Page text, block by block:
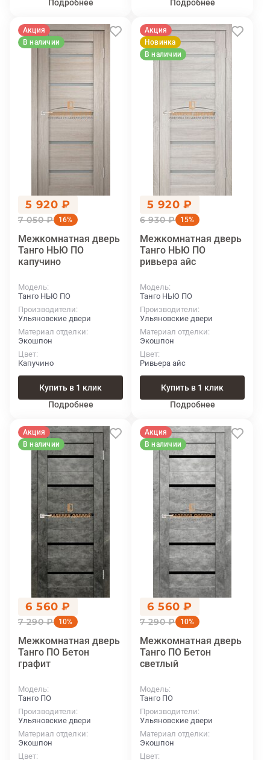
Подробнее Подробнее
Акция
В наличии
5 920 ₽
7 050 ₽ 16%
Межкомнатная дверь
Танго НЬЮ ПО
капучино
Модель
Танго НЬЮ ПО
Производители
Ульяновские двери
Материал отделки
Экошпон
Цвет
Капучино
Купить в 1 клик
Подробнее
Акция
Новинка
В наличии
5 920 ₽
6 930 ₽ 15%
Межкомнатная дверь
Танго НЬЮ ПО
ривьера айс
Модель
Танго НЬЮ ПО
Производители
Ульяновские двери
Материал отделки
Экошпон
Цвет
Ривьера айс
Купить в 1 клик
Подробнее
Акция
В наличии
6 560 ₽
7 290 ₽ 10%
Межкомнатная дверь
Танго ПО Бетон
графит
Модель
Танго ПО
Производители
Ульяновские двери
Материал отделки
Экошпон
Цвет
Акция
В наличии
6 560 ₽
7 290 ₽ 10%
Межкомнатная дверь
Танго ПО Бетон
светлый
Модель
Танго ПО
Производители
Ульяновские двери
Материал отделки
Экошпон
Цвет